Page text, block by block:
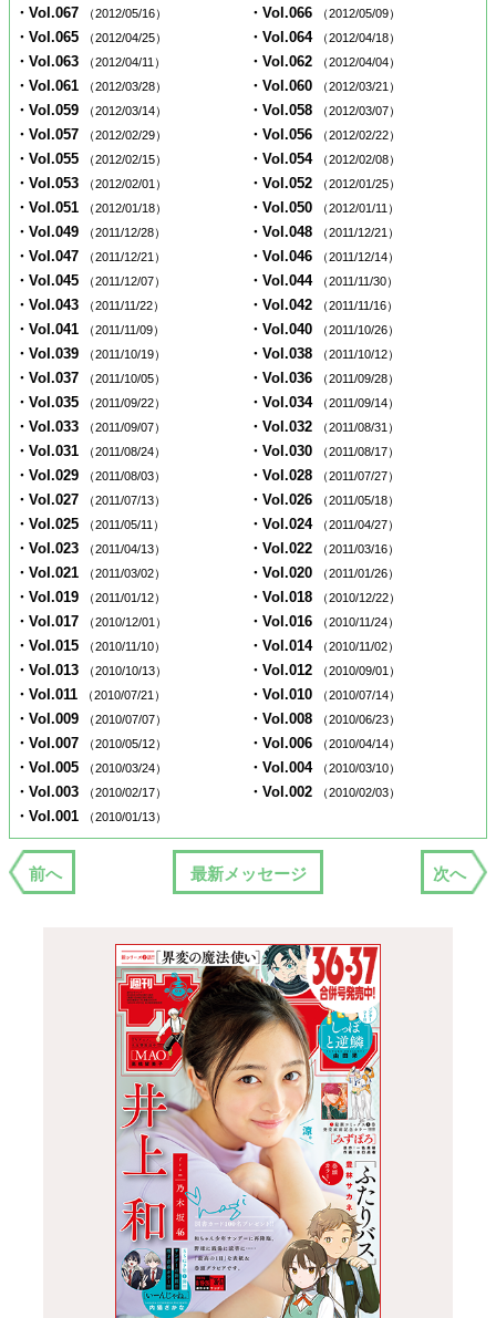
・Vol.067 （2012/05/16） ・Vol.066 （2012/05/09）
・Vol.065 （2012/04/25） ・Vol.064 （2012/04/18）
・Vol.063 （2012/04/11） ・Vol.062 （2012/04/04）
・Vol.061 （2012/03/28） ・Vol.060 （2012/03/21）
・Vol.059 （2012/03/14） ・Vol.058 （2012/03/07）
・Vol.057 （2012/02/29） ・Vol.056 （2012/02/22）
・Vol.055 （2012/02/15） ・Vol.054 （2012/02/08）
・Vol.053 （2012/02/01） ・Vol.052 （2012/01/25）
・Vol.051 （2012/01/18） ・Vol.050 （2012/01/11）
・Vol.049 （2011/12/28） ・Vol.048 （2011/12/21）
・Vol.047 （2011/12/21） ・Vol.046 （2011/12/14）
・Vol.045 （2011/12/07） ・Vol.044 （2011/11/30）
・Vol.043 （2011/11/22） ・Vol.042 （2011/11/16）
・Vol.041 （2011/11/09） ・Vol.040 （2011/10/26）
・Vol.039 （2011/10/19） ・Vol.038 （2011/10/12）
・Vol.037 （2011/10/05） ・Vol.036 （2011/09/28）
・Vol.035 （2011/09/22） ・Vol.034 （2011/09/14）
・Vol.033 （2011/09/07） ・Vol.032 （2011/08/31）
・Vol.031 （2011/08/24） ・Vol.030 （2011/08/17）
・Vol.029 （2011/08/03） ・Vol.028 （2011/07/27）
・Vol.027 （2011/07/13） ・Vol.026 （2011/05/18）
・Vol.025 （2011/05/11） ・Vol.024 （2011/04/27）
・Vol.023 （2011/04/13） ・Vol.022 （2011/03/16）
・Vol.021 （2011/03/02） ・Vol.020 （2011/01/26）
・Vol.019 （2011/01/12） ・Vol.018 （2010/12/22）
・Vol.017 （2010/12/01） ・Vol.016 （2010/11/24）
・Vol.015 （2010/11/10） ・Vol.014 （2010/11/02）
・Vol.013 （2010/10/13） ・Vol.012 （2010/09/01）
・Vol.011 （2010/07/21） ・Vol.010 （2010/07/14）
・Vol.009 （2010/07/07） ・Vol.008 （2010/06/23）
・Vol.007 （2010/05/12） ・Vol.006 （2010/04/14）
・Vol.005 （2010/03/24） ・Vol.004 （2010/03/10）
・Vol.003 （2010/02/17） ・Vol.002 （2010/02/03）
・Vol.001 （2010/01/13）
前へ 最新メッセージ 次へ